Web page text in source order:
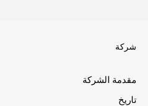
شركة
مقدمة الشركة
تاريخ